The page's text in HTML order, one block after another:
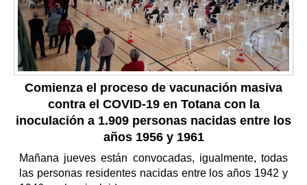
Comienza el proceso de vacunación masiva
contra el COVID-19 en Totana con la
inoculación a 1.909 personas nacidas entre los
años 1956 y 1961
Mañana jueves están convocadas, igualmente, todas
las personas residentes nacidas entre los años 1942 y